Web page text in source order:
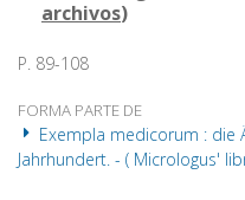
archivos)
P. 89-108
FORMA PARTE DE
Exempla medicorum : die
Jahrhundert. - ( Micrologus'